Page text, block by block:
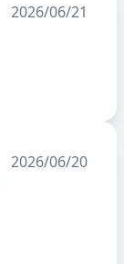
2026/06/21
2026/06/20